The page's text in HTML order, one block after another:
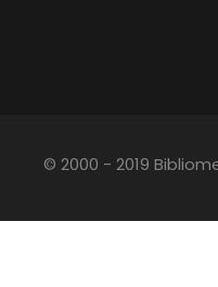
© 2000 - 2019